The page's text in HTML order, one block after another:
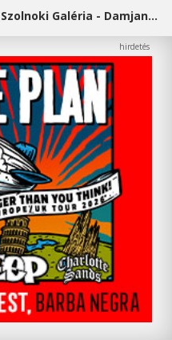
Szolnoki Galéria - Damjanich János Múzeum